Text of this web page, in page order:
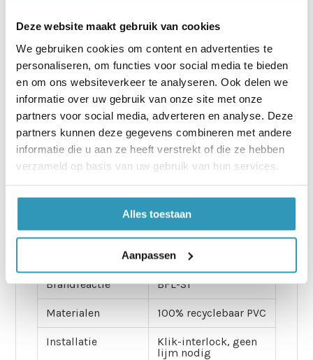
Deze website maakt gebruik van cookies
We gebruiken cookies om content en advertenties te
personaliseren, om functies voor social media te bieden
en om ons websiteverkeer te analyseren. Ook delen we
informatie over uw gebruik van onze site met onze
partners voor social media, adverteren en analyse. Deze
partners kunnen deze gegevens combineren met andere
informatie die u aan ze heeft verstrekt of die ze hebben
verzameld op basis van uw gebruik van hun services.
Alles toestaan
Aanpassen
– Bedrijfsvloeren waar dagelijks intensief
Technische informatie Bos PVC
Kliktegel 10mm
Specificatie
Detail
Afmeting tegel (L
±490 × 490 mm*
Gewicht per tegel ±3,2 kg (indicatief)†
uitvoering*
Brandreactie BFL-S1
Materialen 100% recyclebaar PVC
Installatie
Klik-interlock, geen
lijm nodig